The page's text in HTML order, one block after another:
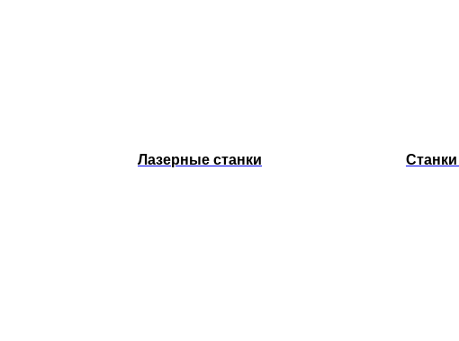
Лазерные станки